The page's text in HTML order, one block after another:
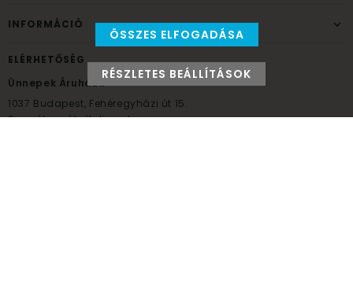
INFORMÁCIÓ
ELÉRHETŐSÉG
Ünnepek Áruháza
1037 Budapest, Fehéregyházi út 15.
Személyes átvételi pont
ÖSSZES ELFOGADÁSA
RÉSZLETES BEÁLLÍTÁSOK